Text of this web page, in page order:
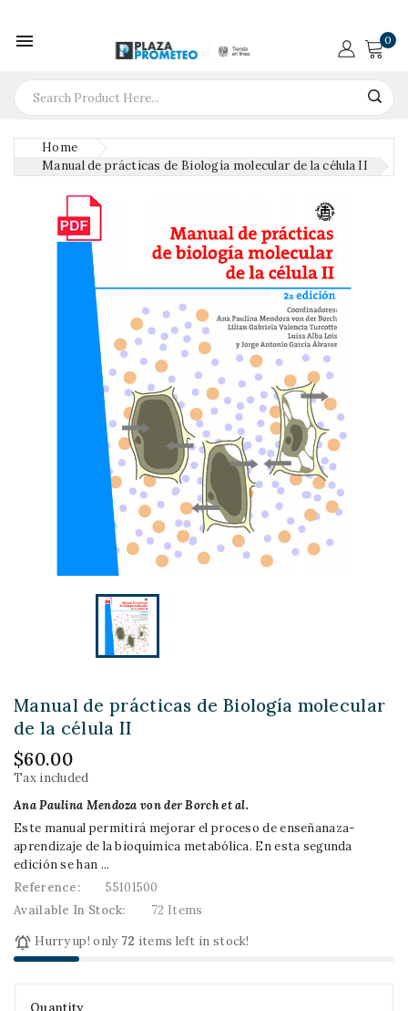
 0
Home
Manual de prácticas de Biología molecular de la célula II
Manual de prácticas de Biología molecular
de la célula II
$60.00
Tax included
Ana Paulina Mendoza von der Borch et al.
Este manual permitirá mejorar el proceso de enseñanaza-
aprendizaje de la bioquímica metabólica. En esta segunda
edición se han ...
Reference:
55101500
Available In Stock:
72 Items
 Hurry up! only 72 items left in stock!
Quantity